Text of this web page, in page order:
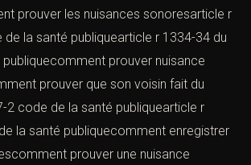
prouver les nuisances sonoresarticle r
la santé publiquearticle r 1334-34 du
prouver nuisance
prouver que son voisin fait du
2 code de la santé publiquearticle r
la santé publiquecomment enregistrer
prouver une nuisance